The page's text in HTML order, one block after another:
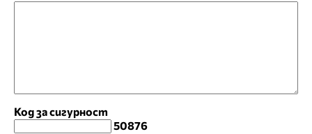
Код за сигурност
50876